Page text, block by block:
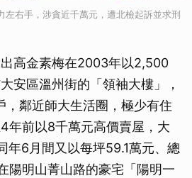
左右手，涉貪近千萬元，遭北檢起訴並求刑
高金素梅在2003年以2,500
安區溫州街的「領袖大樓」，
，鄰近師大生活圈，極少有住
年前以8千萬元高價賣屋，大
年6月間又以每坪59.1萬元、總
陽明山菁山路的豪宅「陽明一